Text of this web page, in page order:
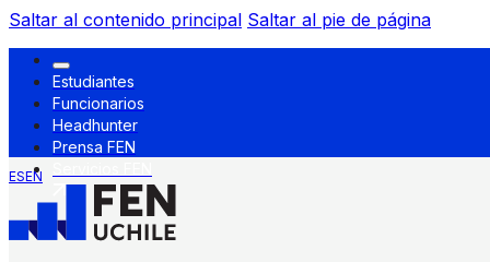
Saltar al contenido principal Saltar al pie de página
Estudiantes
Funcionarios
Headhunter
Prensa FEN
ESEN